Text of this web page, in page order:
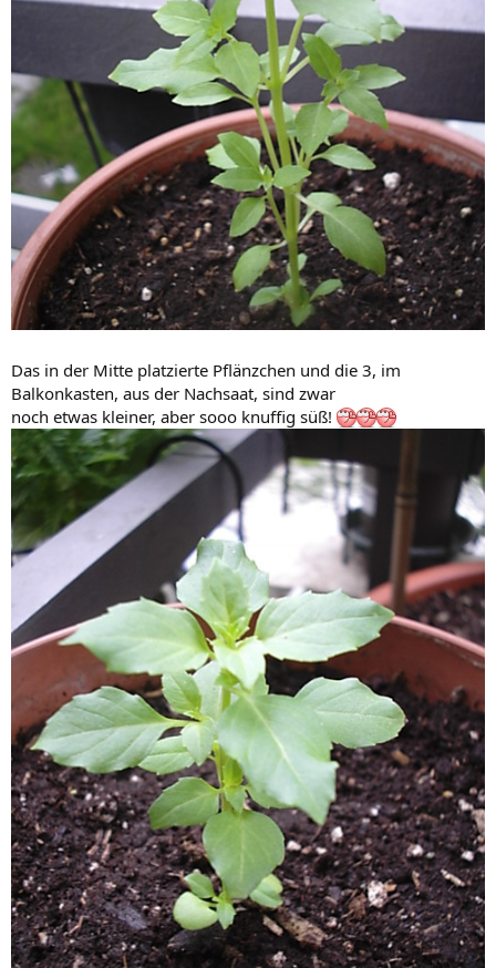
Das in der Mitte platzierte Pflänzchen und die 3, im
Balkonkasten, aus der Nachsaat, sind zwar
noch etwas kleiner, aber sooo knuffig süß!